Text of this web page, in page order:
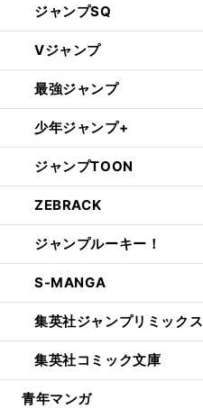
ジャンプSQ
Vジャンプ
最強ジャンプ
少年ジャンプ+
ジャンプTOON
ZEBRACK
ジャンプルーキー！
S-MANGA
集英社ジャンプリミックス
集英社コミック文庫
青年マンガ